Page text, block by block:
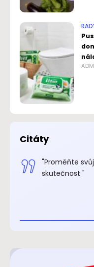
Citáty
"Proměňte
skutečnost "